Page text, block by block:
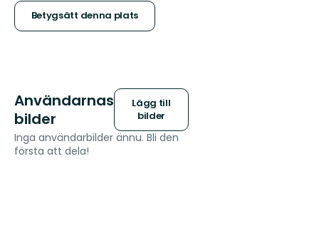
stjärnor
Betygsätt denna plats
Användarnas
bilder
Lägg till
bilder
Inga användarbilder ännu. Bli den
första att dela!